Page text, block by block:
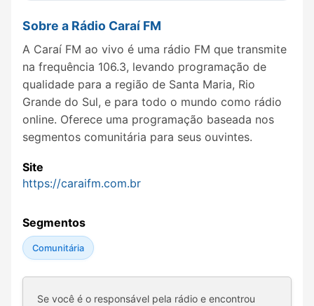
Sobre a Rádio Caraí FM
A Caraí FM ao vivo é uma rádio FM que transmite
na frequência 106.3, levando programação de
qualidade para a região de Santa Maria, Rio
Grande do Sul, e para todo o mundo como rádio
online. Oferece uma programação baseada nos
segmentos comunitária para seus ouvintes.
Site
https://caraifm.com.br
Segmentos
Comunitária
Se você é o responsável pela rádio e encontrou